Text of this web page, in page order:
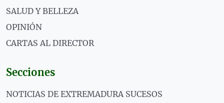
SALUD Y BELLEZA
OPINIÓN
CARTAS AL DIRECTOR
Secciones
NOTICIAS DE EXTREMADURA SUCESOS